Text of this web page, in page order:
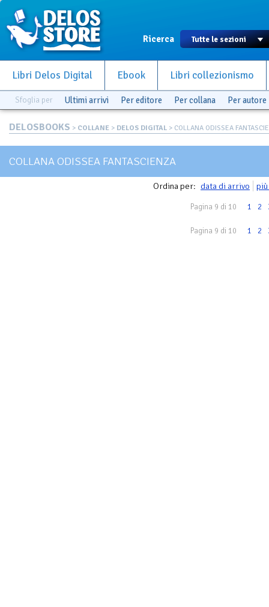
Ricerca
Libri Delos Digital Ebook Libri collezionismo
Sfoglia per Ultimi arrivi Per editore Per collana Per autore
DELOSBOOKS > COLLANE > DELOS DIGITAL > COLLANA ODISSEA
COLLANA ODISSEA FANTASCIENZA
Ordina per: data di arrivo
Pagina 9 di 10 1 2
Pagina 9 di 10 1 2